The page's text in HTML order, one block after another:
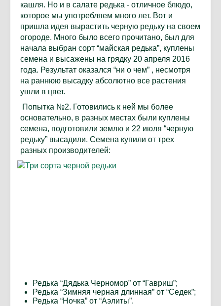
кашля. Но и в салате редька - отличное блюдо,
которое мы употребляем много лет. Вот и
пришла идея вырастить черную редьку на своем
огороде. Много было всего прочитано, был для
начала выбран сорт “майская редька”, куплены
семена и высажены на грядку 20 апреля 2016
года. Результат оказался “ни о чем” , несмотря
на раннюю высадку абсолютно все растения
ушли в цвет.
Попытка №2. Готовились к ней мы более
основательно, в разных местах были куплены
семена, подготовили землю и 22 июля “черную
редьку” высадили. Семена купили от трех
разных производителей:
Редька “Дядька Черномор” от “Гавриш”;
Редька “Зимняя черная длинная” от “Седек”;
Редька “Ночка” от “Аэлиты”.